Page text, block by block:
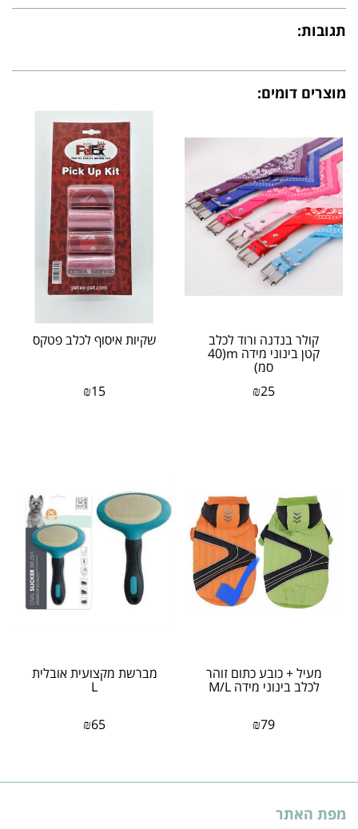
תגובות:
מוצרים דומים:
קולר בנדנה ורוד לכלב
קטן בינוני מידה m(40
סמ)
₪25
שקיות איסוף לכלב פטקס
₪15
מעיל + כובע כתום זוהר
לכלב בינוני מידה M/L
₪79
מברשת מקצועית אובלית
L
₪65
מפת האתר